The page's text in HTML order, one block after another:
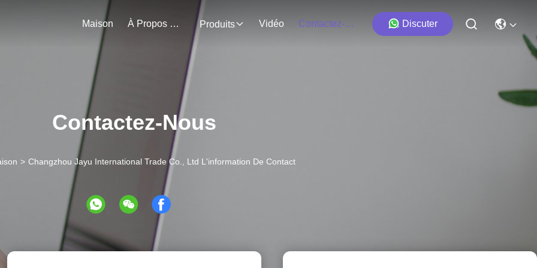
Maison À Propos De Nous Produits Vidéo Contactez-Nous Discuter
Contactez-Nous
> Changzhou Jayu International Trade Co., Ltd L'information De Contact